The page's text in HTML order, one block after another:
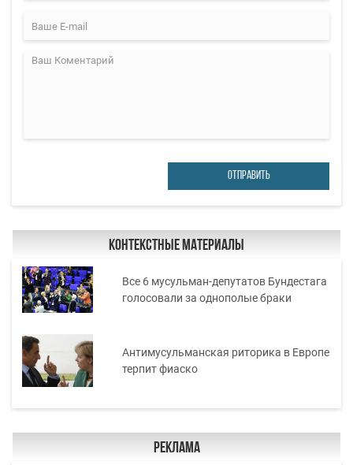
ОТПРАВИТЬ
Контекстные материалы
Все 6 мусульман-депутатов Бундестага
голосовали за однополые браки
Антимусульманская риторика в Европе
терпит фиаско
Реклама